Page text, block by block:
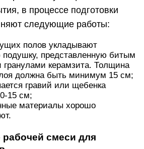
бетонного пола на
раствор для